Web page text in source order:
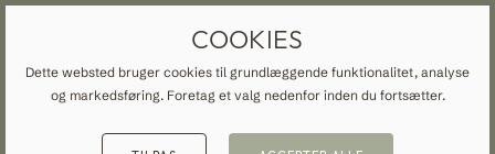
START GRATIS STOFPRØVER
COOKIES
Dette websted bruger cookies til grundlæggende funktionalitet, analyse
og markedsføring. Foretag et valg nedenfor inden du fortsætter.